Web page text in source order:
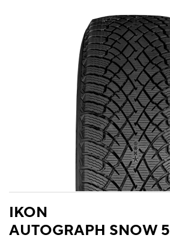
IKON
AUTOGRAPH SNOW 5